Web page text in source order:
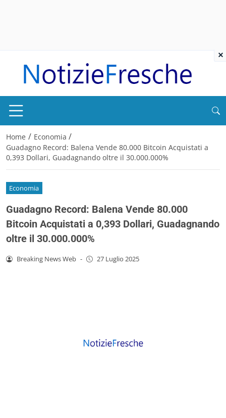
Home / Economia /
Guadagno Record: Balena Vende 80.000 Bitcoin Acquistati a
0,393 Dollari, Guadagnando oltre il 30.000.000%
Economia
Guadagno Record: Balena Vende 80.000
Bitcoin Acquistati a 0,393 Dollari, Guadagnando
oltre il 30.000.000%
Breaking News Web - 27 Luglio 2025
×